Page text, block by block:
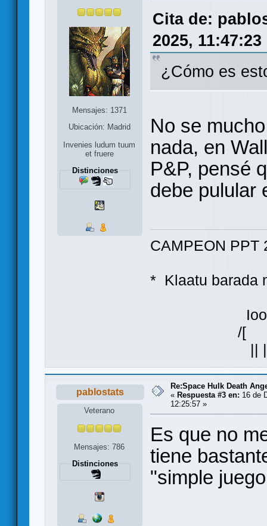
Mensajes: 1371
Ubicación: Madrid
Invenies ludum tuum
et fruere
Distinciones
Cita de:
2025, 11:47:23
¿Cómo es
No se
nada, en
P&P, pensé
debe pulular
CAMPEON PPT
* Klaatu
/[ ]\
||
pablostats
Veterano
Mensajes: 786
Distinciones
Re:Space Hulk Death
« Respuesta #3 en: 16 de
12:25:57 »
Es que no
tiene
"simple